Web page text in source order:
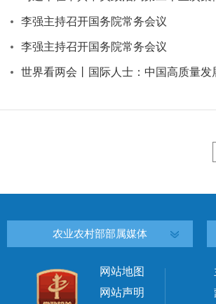
李强主持召开国务院常务会议
李强主持召开国务院常务会议
世界看两会丨国际人士：中国高质量
农业农村部部属媒体
网站地图
网站声明